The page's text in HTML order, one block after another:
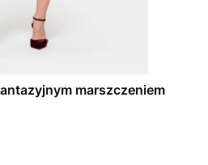
marszczeniem